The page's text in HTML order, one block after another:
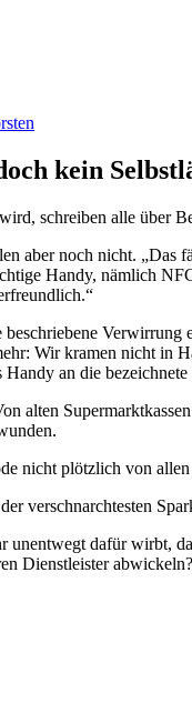
kein
schreiben alle über
aber noch nicht.
Handy, nämlich
Wir kramen nicht in
an die
alten
nicht plötzlich von
verschnarchtesten
unentwegt dafür wirbt,
Dienstleister